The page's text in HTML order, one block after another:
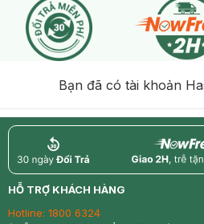
Bạn đã có tài khoản
return nowfree
HỖ TRỢ KHÁCH HÀNG
Hotline: 1800 6324